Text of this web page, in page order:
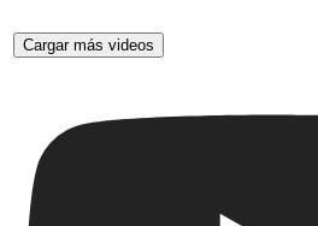
Cargar más videos